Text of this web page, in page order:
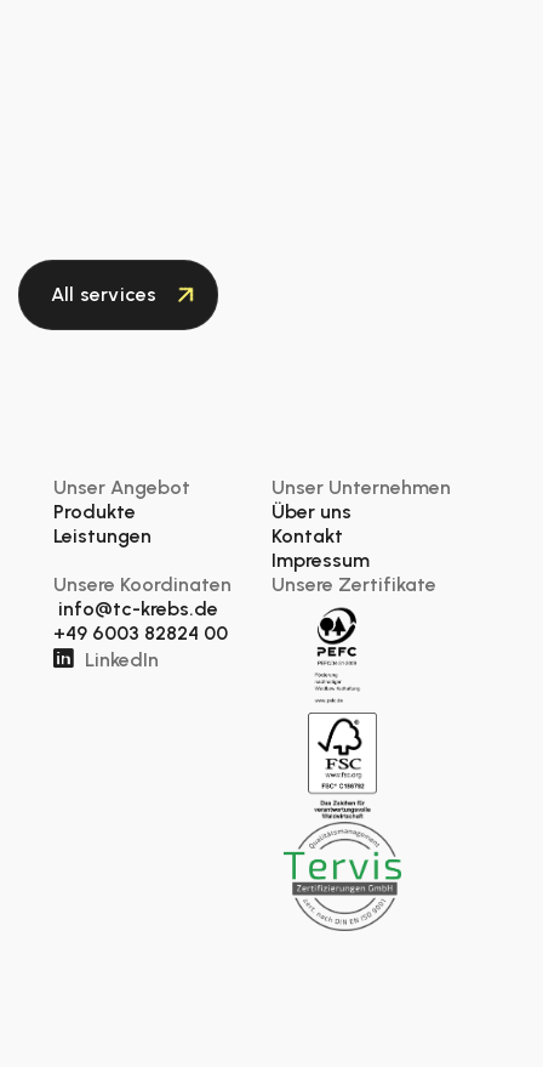
All services
Unser Angebot
Produkte
Leistungen
Unser Unternehmen
Über uns
Kontakt
Impressum
Unsere Koordinaten
info@tc-krebs.de
+49 6003 82824 00
 LinkedIn
Unsere Zertifikate